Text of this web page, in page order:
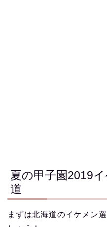
夏の甲子園2019
道
まずは北海道のイケメン